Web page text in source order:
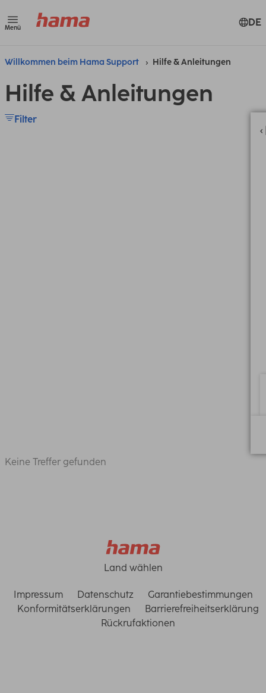
Menü DE
Willkommen beim Hama Support Hilfe & Anleitungen
Hilfe & Anleitungen
Filter
Keine Treffer gefunden
Land wählen
Impressum Datenschutz
Garantiebestimmungen
Konformitätserklärungen
Barrierefreiheitserklärung
Rückrufaktionen